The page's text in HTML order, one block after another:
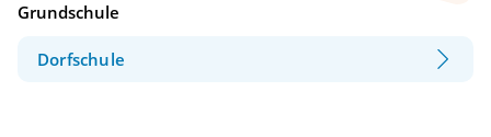
Grundschule
Dorfschule